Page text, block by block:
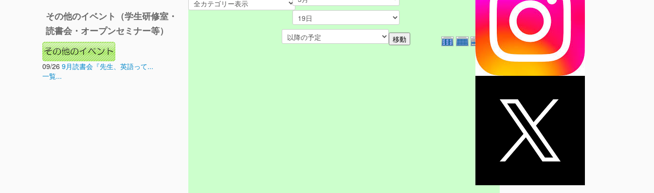
その他のイベント（学生研修室・
読書会・オープンセミナー等）
09/26 9月読書会『先生、英語って...
一覧...